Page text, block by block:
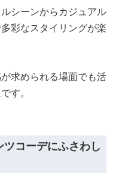
シーンからカジュアル
彩なスタイリングが楽
求められる場面でも活
す。
コーデにふさわし